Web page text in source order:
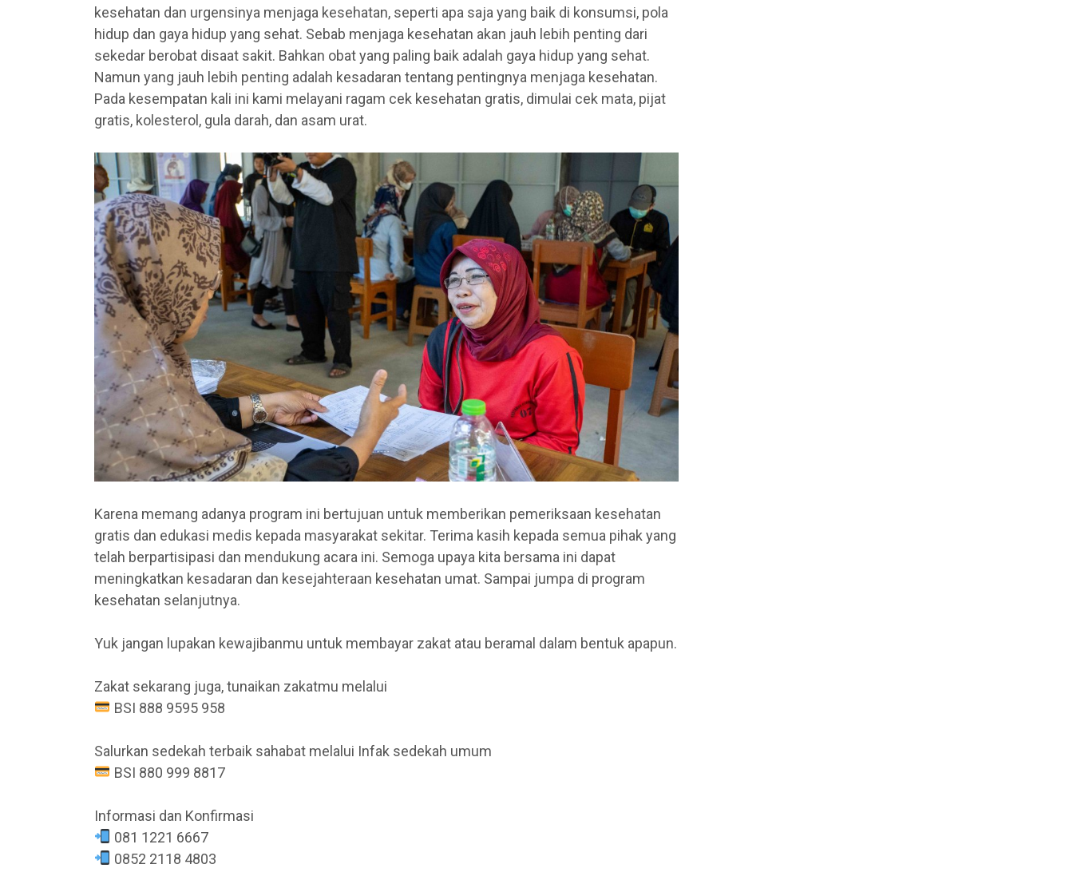
kesehatan dan urgensinya menjaga kesehatan, seperti apa saja yang baik di konsumsi, pola
hidup dan gaya hidup yang sehat. Sebab menjaga kesehatan akan jauh lebih penting dari
sekedar berobat disaat sakit. Bahkan obat yang paling baik adalah gaya hidup yang sehat.
Namun yang jauh lebih penting adalah kesadaran tentang pentingnya menjaga kesehatan.
Pada kesempatan kali ini kami melayani ragam cek kesehatan gratis, dimulai cek mata, pijat
gratis, kolesterol, gula darah, dan asam urat.
Karena memang adanya program ini bertujuan untuk memberikan pemeriksaan kesehatan
gratis dan edukasi medis kepada masyarakat sekitar. Terima kasih kepada semua pihak yang
telah berpartisipasi dan mendukung acara ini. Semoga upaya kita bersama ini dapat
meningkatkan kesadaran dan kesejahteraan kesehatan umat. Sampai jumpa di program
kesehatan selanjutnya.
Yuk jangan lupakan kewajibanmu untuk membayar zakat atau beramal dalam bentuk apapun.
Zakat sekarang juga, tunaikan zakatmu melalui
BSI 888 9595 958
Salurkan sedekah terbaik sahabat melalui Infak sedekah umum
BSI 880 999 8817
Informasi dan Konfirmasi
081 1221 6667
0852 2118 4803